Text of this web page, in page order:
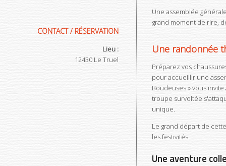
CONTACT / RÉSERVATION
Lieu :
12430 Le Truel
Une assemblée
grand moment de rire,
Une randonnée
Préparez vos
pour accueillir une
Boudeuses » vous
troupe survoltée
unique.
Le grand départ de
les festivités.
Une aventure